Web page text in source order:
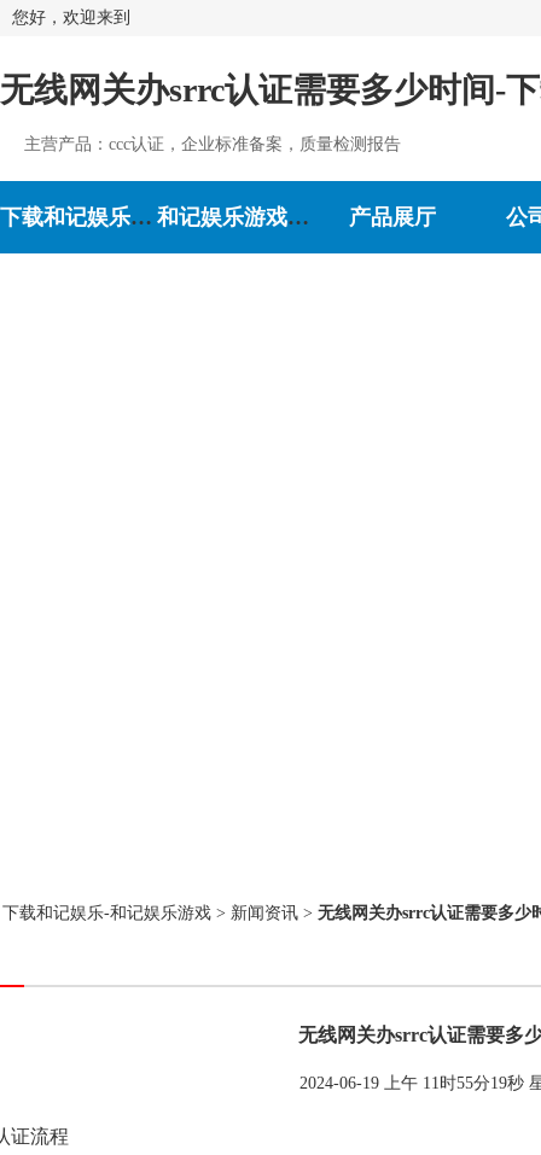
您好，欢迎来到
无线网关办srrc认证需要多少时间-
主营产品：ccc认证，企业标准备案，质量检测报告
下载和记娱乐-和记娱乐游戏 和记娱乐游戏的介绍 产品展厅 公
下载和记娱乐-和记娱乐游戏 > 新闻资讯 > 无线网关办srrc认证需要多少
无线网关办srrc认证需要多
2024-06-19 上午 11时55分19秒
流程